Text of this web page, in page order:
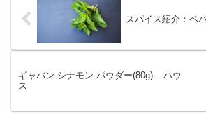
スパイス紹介：ペ
ギャバン シナモン パウダー(80g) – ハウ
ス